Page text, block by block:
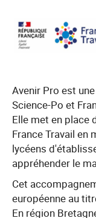
Avenir Pro est
Science-Po et
Elle met en place
France Travail en
lycéens
appréhender le
Cet
européenne au
En région